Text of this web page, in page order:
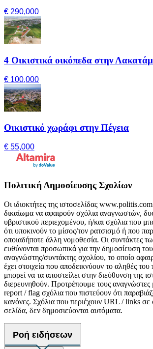
€ 290,000
4 Οικιστικά οικόπεδα στην
€ 100,000
Οικιστικό χωράφι στην Πέγεια
€ 55,000
Πολιτική Δημοσίευσης Σχολίων
Οι ιδιοκτήτες της ιστοσελίδας
δικαίωμα να αφαιρούν σχόλια αναγνωστών,
υβριστικού περιεχομένου, ή/και σχόλια που
ότι υποκινούν το μίσος/τον ρατσισμό ή που
οποιαδήποτε άλλη νομοθεσία. Οι συντάκτες
ευθύνονται προσωπικά για την δημοσίευση
αναγνώστης/συντάκτης σχολίου, το οποίο
έχει στοιχεία που αποδεικνύουν το αληθές του
μπορεί να τα αποστείλει στην διεύθυνση της
διερευνηθούν. Προτρέπουμε τους αναγνώστες
report / flag σχόλια που πιστεύουν ότι
κανόνες. Σχόλια που περιέχουν URL / links σε
σελίδα, δεν δημοσιεύονται αυτόματα.
Ροή ειδήσεων